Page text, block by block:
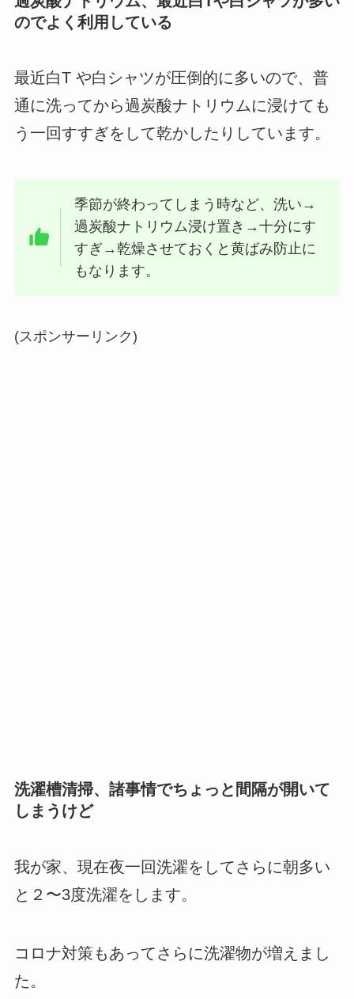
のでよく利用している
最近白T や白シャツが圧倒的に多いので、普
通に洗ってから過炭酸ナトリウムに浸けても
う一回すすぎをして乾かしたりしています。
季節が終わってしまう時など、洗い→
過炭酸ナトリウム浸け置き→十分にす
すぎ→乾燥させておくと黄ばみ防止に
もなります。
(スポンサーリンク)
洗濯槽清掃、諸事情でちょっと間隔が開いて
しまうけど
我が家、現在夜一回洗濯をしてさらに朝多い
と２〜3度洗濯をします。
コロナ対策もあってさらに洗濯物が増えまし
た。